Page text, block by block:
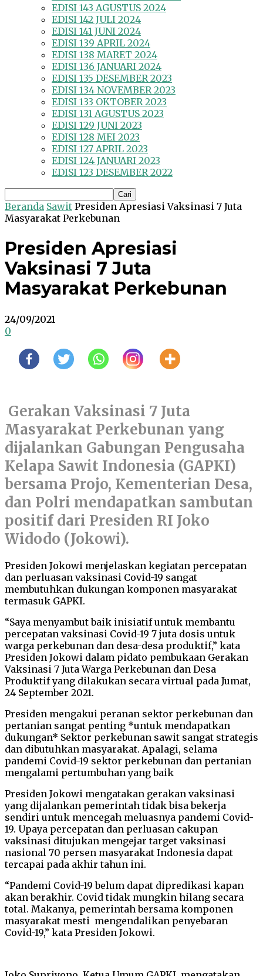
EDISI 143 AGUSTUS 2024
EDISI 142 JULI 2024
EDISI 141 JUNI 2024
EDISI 139 APRIL 2024
EDISI 138 MARET 2024
EDISI 136 JANUARI 2024
EDISI 135 DESEMBER 2023
EDISI 134 NOVEMBER 2023
EDISI 133 OKTOBER 2023
EDISI 131 AGUSTUS 2023
EDISI 129 JUNI 2023
EDISI 128 MEI 2023
EDISI 127 APRIL 2023
EDISI 124 JANUARI 2023
EDISI 123 DESEMBER 2022
Beranda Sawit Presiden Apresiasi Vaksinasi 7 Juta
Masyarakat Perkebunan
Presiden Apresiasi
Vaksinasi 7 Juta
Masyarakat Perkebunan
24/09/2021
0
Gerakan Vaksinasi 7 Juta
Masyarakat Perkebunan yang
dijalankan Gabungan Pengusaha
Kelapa Sawit Indonesia (GAPKI)
bersama Projo, Kementerian Desa,
dan Polri mendapatkan sambutan
positif dari Presiden RI Joko
Widodo (Jokowi).
Presiden Jokowi menjelaskan kegiatan percepatan
dan perluasan vaksinasi Covid-19 sangat
membutuhkan dukungan komponen masyarakat
termasuk GAPKI.
“Saya menyambut baik inisiatif untuk membantu
percepatan vaksinasi Covid-19 7 juta dosis untuk
warga perkebunan dan desa-desa produktif,” kata
Presiden Jokowi dalam pidato pembukaan Gerakan
Vaksinasi 7 Juta Warga Perkebunan dan Desa
Produktif yang dilakukan secara virtual pada Jumat,
24 September 2021.
Presiden mengakui peranan sektor perkebunan dan
pertanian sangat penting *untuk mendapatkan
dukungan* Sektor perkebunan sawit sangat strategis
dan dibutuhkan masyarakat. Apalagi, selama
pandemi Covid-19 sektor perkebunan dan pertanian
mengalami pertumbuhan yang baik
Presiden Jokowi mengatakan gerakan vaksinasi
yang dijalankan pemerintah tidak bisa bekerja
sendiri untuk mencegah meluasnya pandemi Covid-
19. Upaya percepatan dan perluasan cakupan
vaksinasi ditujukan mengejar target vaksinasi
nasional 70 persen masyarakat Indonesia dapat
tercapai pada akhir tahun ini.
“Pandemi Covid-19 belum dapat dipredikasi kapan
akan berakhir. Covid tidak mungkin hilang secara
total. Makanya, pemerintah bersama komponen
masyarakat mesti mengendalikan penyebaran
Covid-19,” kata Presiden Jokowi.